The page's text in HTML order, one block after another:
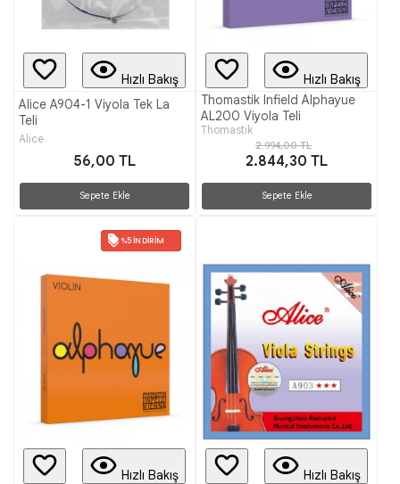
Hızlı Bakış
Alice A904-1 Viyola Tek La
Teli
Alice
56,00 TL
Sepete Ekle
Hızlı Bakış
Thomastik Infield Alphayue
AL200 Viyola Teli
Thomastik
2.994,00 TL
2.844,30 TL
Sepete Ekle
%5 İNDIRIM
Hızlı Bakış
Hızlı Bakış